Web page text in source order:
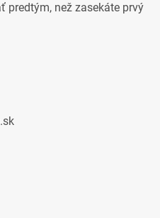
predtým, než zasekáte prvý